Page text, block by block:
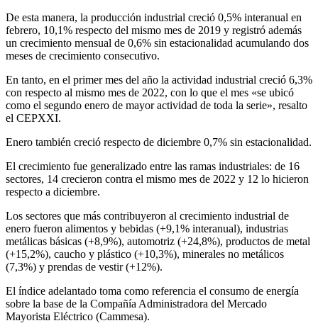
De esta manera, la producción industrial creció 0,5% interanual en
febrero, 10,1% respecto del mismo mes de 2019 y registró además
un crecimiento mensual de 0,6% sin estacionalidad acumulando dos
meses de crecimiento consecutivo.
En tanto, en el primer mes del año la actividad industrial creció 6,3%
con respecto al mismo mes de 2022, con lo que el mes «se ubicó
como el segundo enero de mayor actividad de toda la serie», resalto
el CEPXXI.
Enero también creció respecto de diciembre 0,7% sin estacionalidad.
El crecimiento fue generalizado entre las ramas industriales: de 16
sectores, 14 crecieron contra el mismo mes de 2022 y 12 lo hicieron
respecto a diciembre.
Los sectores que más contribuyeron al crecimiento industrial de
enero fueron alimentos y bebidas (+9,1% interanual), industrias
metálicas básicas (+8,9%), automotriz (+24,8%), productos de metal
(+15,2%), caucho y plástico (+10,3%), minerales no metálicos
(7,3%) y prendas de vestir (+12%).
El índice adelantado toma como referencia el consumo de energía
sobre la base de la Compañía Administradora del Mercado
Mayorista Eléctrico (Cammesa).